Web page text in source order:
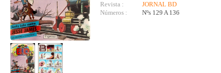
Revista :
JORNAL BD
Números :
Nºs 129 A 136